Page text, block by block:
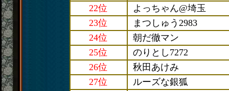
22位
よっちゃん@埼玉
23位
まつしゅう2983
24位
朝だ徹マン
25位
のりとし7272
26位
秋田あけみ
27位
ルーズな銀狐